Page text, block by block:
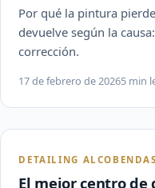
Por qué la pintura
devuelve según la
corrección.
17 de febrero de 20265 min
DETAILING ALCOBENDAS
El mejor centro de